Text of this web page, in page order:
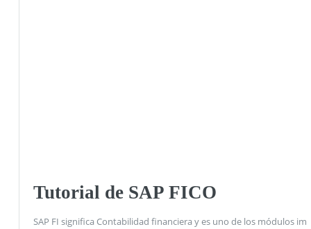
Tutorial de SAP FICO
SAP FI significa Contabilidad financiera y es uno de los módulos im